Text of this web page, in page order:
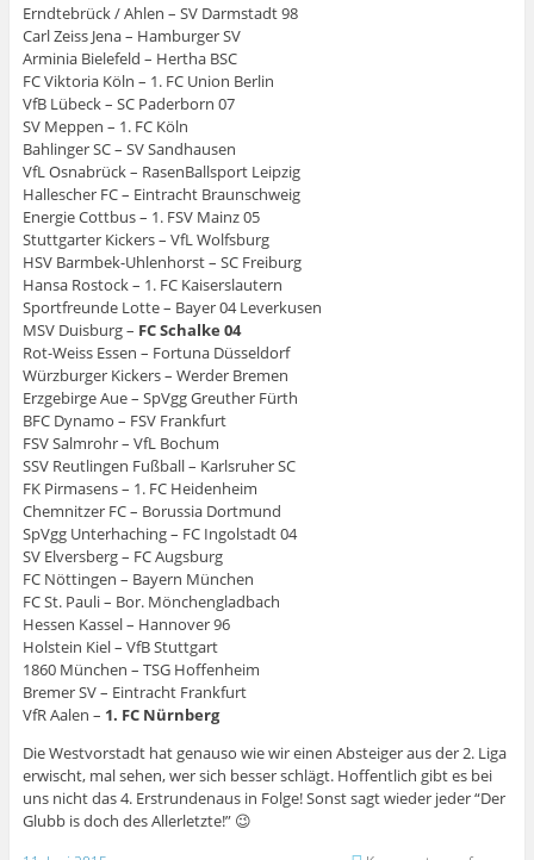
Erndtebrück / Ahlen – SV Darmstadt 98
Carl Zeiss Jena – Hamburger SV
Arminia Bielefeld – Hertha BSC
FC Viktoria Köln – 1. FC Union Berlin
VfB Lübeck – SC Paderborn 07
SV Meppen – 1. FC Köln
Bahlinger SC – SV Sandhausen
VfL Osnabrück – RasenBallsport Leipzig
Hallescher FC – Eintracht Braunschweig
Energie Cottbus – 1. FSV Mainz 05
Stuttgarter Kickers – VfL Wolfsburg
HSV Barmbek-Uhlenhorst – SC Freiburg
Hansa Rostock – 1. FC Kaiserslautern
Sportfreunde Lotte – Bayer 04 Leverkusen
MSV Duisburg – FC Schalke 04
Rot-Weiss Essen – Fortuna Düsseldorf
Würzburger Kickers – Werder Bremen
Erzgebirge Aue – SpVgg Greuther Fürth
BFC Dynamo – FSV Frankfurt
FSV Salmrohr – VfL Bochum
SSV Reutlingen Fußball – Karlsruher SC
FK Pirmasens – 1. FC Heidenheim
Chemnitzer FC – Borussia Dortmund
SpVgg Unterhaching – FC Ingolstadt 04
SV Elversberg – FC Augsburg
FC Nöttingen – Bayern München
FC St. Pauli – Bor. Mönchengladbach
Hessen Kassel – Hannover 96
Holstein Kiel – VfB Stuttgart
1860 München – TSG Hoffenheim
Bremer SV – Eintracht Frankfurt
VfR Aalen – 1. FC Nürnberg
Die Westvorstadt hat genauso wie wir einen Absteiger aus der 2. Liga
erwischt, mal sehen, wer sich besser schlägt. Hoffentlich gibt es bei
uns nicht das 4. Erstrundenaus in Folge! Sonst sagt wieder jeder “Der
Glubb is doch des Allerletzte!” 😉